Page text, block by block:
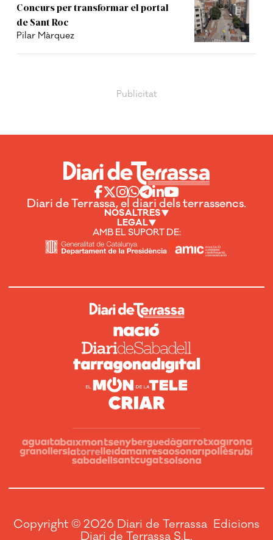
Concurs per transformar el portal
de Sant Roc
Pilar Màrquez
Diari de Terrassa, el diari dels terrassencs.
NOSALTRES
LEGAL
AMB EL SUPORT DE:
Copyright © 2026 Diari de Terrassa Edicions
Diari de Terrassa S.L.